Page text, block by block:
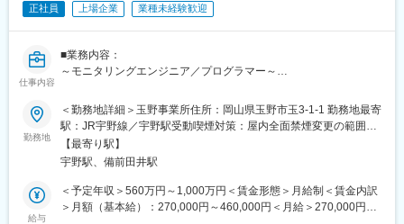
・まずは座学研修…1週間程度、製品や業務の紹介、システムの取
仕事などやり易いものから徐々に任せていきます。進捗状況を見
ながら、業務範囲を広げていき、概ね1年で独り立ちしてもらうこ
■おすすめポイント：
・完全週休二日制（土日祝）・年間休日127日
・安定の三井E＆Sグループ・福利厚生充実
・岡山での長期就業が可能です
・当社の舶用エンジンは国内シェアトップです
正社員 上場企業 業種未経験歓迎
仕事内容
■業務内容：
～モニタリングエンジニア／プログラマー～
わせへの技術支援。国内外への現場出張対応。
＜担当＞
舶用エンジンのモニタリングシステム
＜出張＞
・頻度／期間：担当業務にもよるが、多い人で年4～5回。 １日～
1週間/回
勤務地
＜勤務地詳細＞玉野事業所住所：岡山県玉野市玉3-1-1 勤務地最寄
駅：JR宇野線／宇野駅受動喫煙対策：屋内全面禁煙変更の範囲：
会社の定める事業所（リモートワーク含む）
【最寄り駅】
宇野駅、備前田井駅
給与
＜予定年収＞560万円～1,000万円＜賃金形態＞月給制＜賃金内訳
＞月額（基本給）：270,000円～460,000円＜月給＞270,000円～